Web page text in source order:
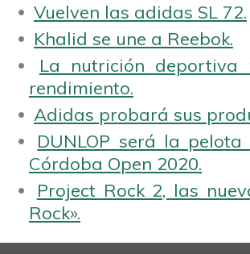
Vuelven las adidas SL 72.
Khalid se une a Reebok.
La nutrición
rendimiento.
Adidas probará sus
DUNLOP será la
Córdoba Open 2020.
Project Rock 2, las
Rock».